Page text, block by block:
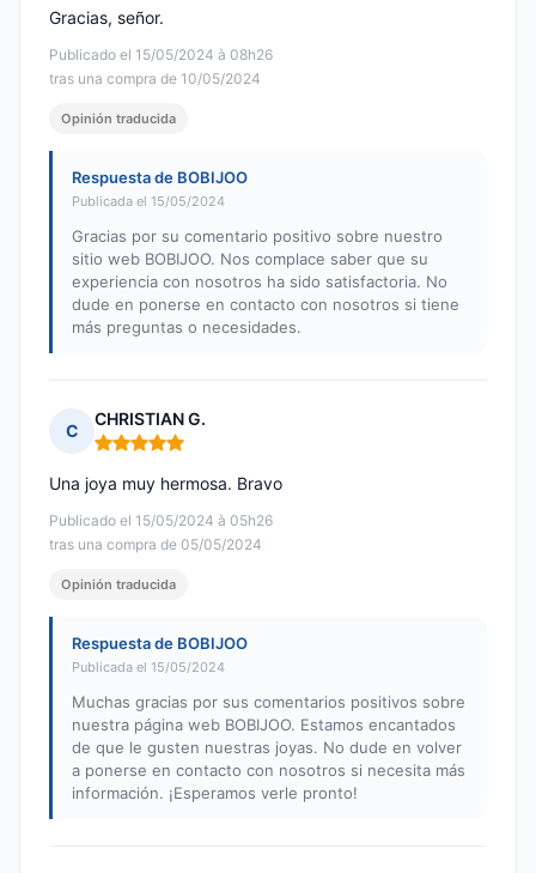
Publicado el 15/05/2024 à 08h26
tras una compra de 10/05/2024
Gracias, señor.
Opinión traducida
Respuesta de BOBIJOO
Publicada el 15/05/2024
Gracias por su comentario positivo sobre nuestro
sitio web BOBIJOO. Nos complace saber que su
experiencia con nosotros ha sido satisfactoria. No
dude en ponerse en contacto con nosotros si tiene
más preguntas o necesidades.
C
CHRISTIAN G.
Nota: 5 de 5
Publicado el 15/05/2024 à 05h26
tras una compra de 05/05/2024
Una joya muy hermosa. Bravo
Opinión traducida
Respuesta de BOBIJOO
Publicada el 15/05/2024
Muchas gracias por sus comentarios positivos sobre
nuestra página web BOBIJOO. Estamos encantados
de que le gusten nuestras joyas. No dude en volver
a ponerse en contacto con nosotros si necesita más
información. ¡Esperamos verle pronto!